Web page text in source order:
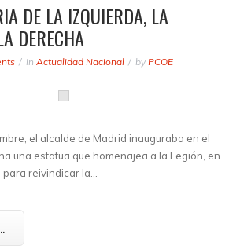
DE LA IZQUIERDA, LA
DERECHA
in Actualidad Nacional by PCOE
el alcalde de Madrid inauguraba en el
una estatua que homenajea a la Legión, en
reivindicar la…